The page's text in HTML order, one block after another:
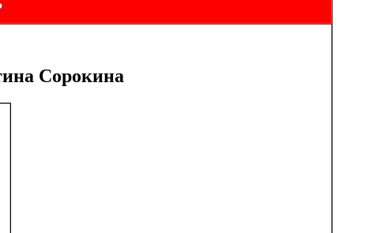
Сорокина